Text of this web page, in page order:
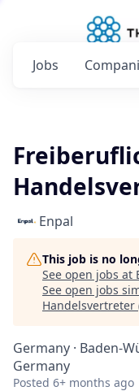
Jobs
Enpal
This job is no
See open jobs at
See open jobs
Handelsvertreter
Germany · Baden-
Germany
Posted 6+ months ago